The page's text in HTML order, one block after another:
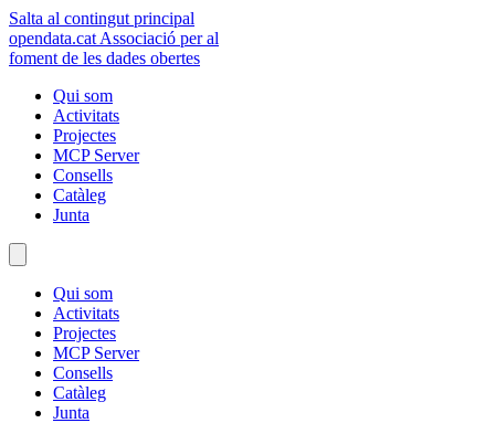
Salta al contingut principal
opendata.cat Associació per al
foment de les dades obertes
Qui som
Activitats
Projectes
MCP Server
Consells
Catàleg
Junta
Qui som
Activitats
Projectes
MCP Server
Consells
Catàleg
Junta